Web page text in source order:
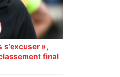
s’excuser »,
final